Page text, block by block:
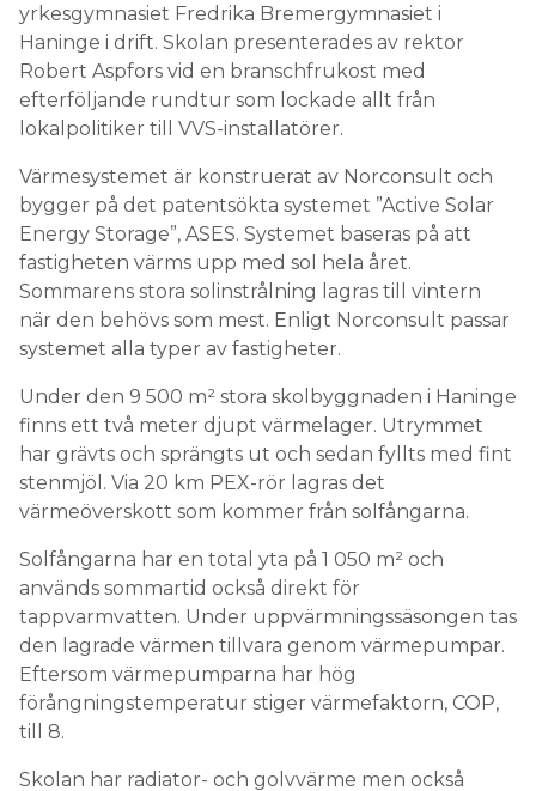
yrkesgymnasiet Fredrika Bremergymnasiet i
Haninge i drift. Skolan presenterades av rektor
Robert Aspfors vid en branschfrukost med
efterföljande rundtur som lockade allt från
lokalpolitiker till VVS-installatörer.
Värmesystemet är konstruerat av Norconsult och
bygger på det patentsökta systemet ”Active Solar
Energy Storage”, ASES. Systemet baseras på att
fastigheten värms upp med sol hela året.
Sommarens stora solinstrålning lagras till vintern
när den behövs som mest. Enligt Norconsult passar
systemet alla typer av fastigheter.
Under den 9 500 m² stora skolbyggnaden i Haninge
finns ett två meter djupt värmelager. Utrymmet
har grävts och sprängts ut och sedan fyllts med fint
stenmjöl. Via 20 km PEX-rör lagras det
värmeöverskott som kommer från solfångarna.
Solfångarna har en total yta på 1 050 m² och
används sommartid också direkt för
tappvarmvatten. Under uppvärmningssäsongen tas
den lagrade värmen tillvara genom värmepumpar.
Eftersom värmepumparna har hög
förångningstemperatur stiger värmefaktorn, COP,
till 8.
Skolan har radiator- och golvvärme men också